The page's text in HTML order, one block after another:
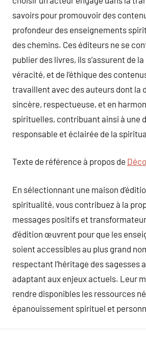
savoirs pour promouvoir des
profondeur des enseignements
des chemins. Ces éditeurs ne se
publier des livres, ils s’assurent de
véracité, et de l’éthique des
travaillent avec des auteurs dont la
sincère, respectueuse, et en
spirituelles, contribuant ainsi à une
responsable et éclairée de la
Texte de référence à propos de
En sélectionnant une maison
spiritualité, vous contribuez à la
messages positifs et
d’édition œuvrent pour que les
soient accessibles au plus grand
respectant l’héritage des sagesses
adaptant aux enjeux actuels. Leur
rendre disponibles les ressources
épanouissement spirituel et